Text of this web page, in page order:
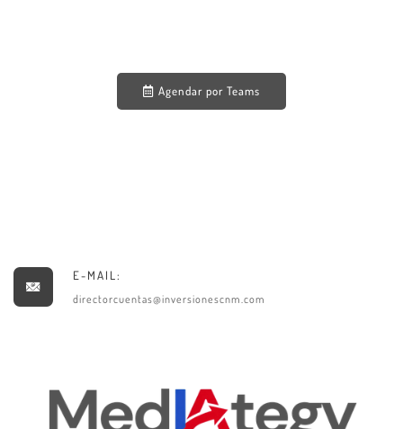
Agendar por Teams
E-MAIL:
directorcuentas@inversionescnm.com